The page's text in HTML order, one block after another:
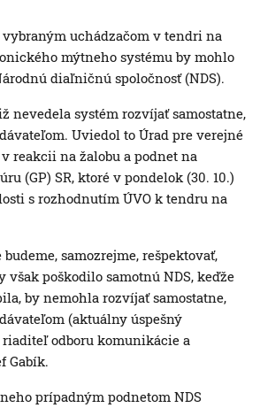
uchádzačom v tendri na
mýtneho systému by mohlo
diaľničnú spoločnosť (NDS).
nevedela systém rozvíjať samostatne,
Uviedol to Úrad pre verejné
reakcii na žalobu a podnet na
(GP) SR, ktoré v pondelok (30. 10.)
s rozhodnutím ÚVO k tendru na
samozrejme, rešpektovať,
poškodilo samotnú NDS, keďže
by nemohla rozvíjať samostatne,
(aktuálny úspešný
riaditeľ odboru komunikácie a
Gabík.
prípadným podnetom NDS